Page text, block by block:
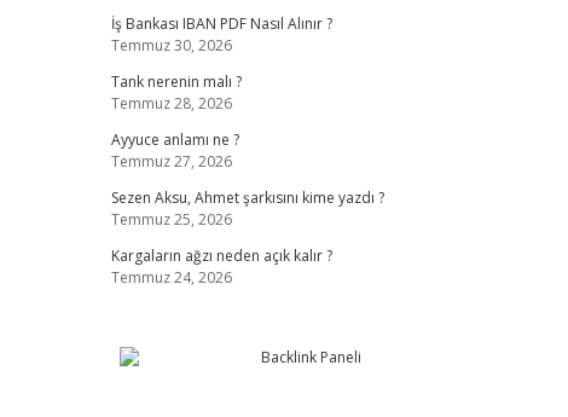
İş Bankası IBAN PDF Nasıl Alınır ?
Temmuz 30, 2026
Tank nerenin malı ?
Temmuz 28, 2026
Ayyuce anlamı ne ?
Temmuz 27, 2026
Sezen Aksu, Ahmet şarkısını kime yazdı ?
Temmuz 25, 2026
Kargaların ağzı neden açık kalır ?
Temmuz 24, 2026